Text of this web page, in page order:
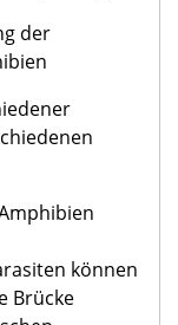
der
können
Brücke